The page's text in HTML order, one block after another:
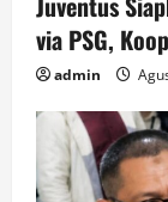
via PSG,
admin